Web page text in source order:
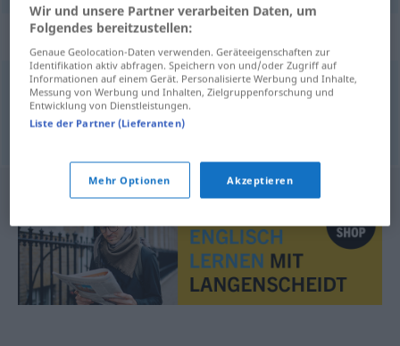
Synonyme für "plüschartig"
plüschig
Wir und unsere Partner verarbeiten Daten, um
Folgendes bereitzustellen:
Genaue Geolocation-Daten verwenden. Geräteeigenschaften zur
Identifikation aktiv abfragen. Speichern von und/oder Zugriff auf
Informationen auf einem Gerät. Personalisierte Werbung und Inhalte,
Messung von Werbung und Inhalten, Zielgruppenforschung und
Entwicklung von Dienstleistungen.
Liste der Partner (Lieferanten)
Mehr Optionen Akzeptieren